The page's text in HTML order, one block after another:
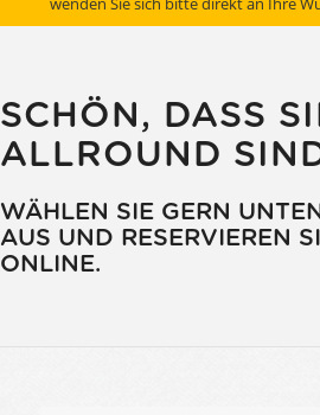
SCHÖN, DASS
ALLROUND
WÄHLEN SIE GERN
AUS UND RESERVIEREN
ONLINE.